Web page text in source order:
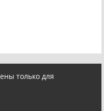
только для